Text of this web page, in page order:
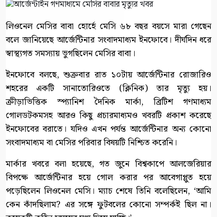
লিওনেল মেসির বাবা হোর্হে মেসি ৬৮ বছর বয়সে মারা গেছেন
বলে জানিয়েছে আর্জেন্টিনার সংবাদমাধ্যম ইনফোবে। দীর্ঘদিন ধরে
স্বাস্থ্যগত সমস্যায় ভুগছিলেন মেসির বাবা।
ইনফোবে বলছে, শুক্রবার রাত ১০টায় আর্জেন্টিনার রোজারিও
শহরের একটি সানাতোরিওতে (ক্লিনিক) তার মৃত্যু হয়।
ক্রীড়াভিত্তিক স্প্যানিশ দৈনিক মার্কা, ব্রিটিশ গণমাধ্যম
গোলডটকমসহ আরও কিছু প্রচারমাধ্যমও খবরটি প্রকাশ করেছে
ইনফোবের বরাতে। যদিও এখন পর্যন্ত আর্জেন্টিনার অন্য কোনো
সংবাদমাধ্যম বা মেসির পরিবার বিষয়টি নিশ্চিত করেনি।
মার্কার খবরে বলা হয়েছে, গত জুনে বিশ্বকাপে আলজেরিয়ার
বিপক্ষে আর্জেন্টিনার হয়ে গোল করার পর আবেগাপ্লুত হয়ে
পড়েছিলেন লিওনেল মেসি। ম্যাচ শেষে তিনি বলেছিলেন, ‘আমি
কেন কাঁদছিলাম? এর সঙ্গে ফুটবলের কোনো সম্পর্কই ছিল না।